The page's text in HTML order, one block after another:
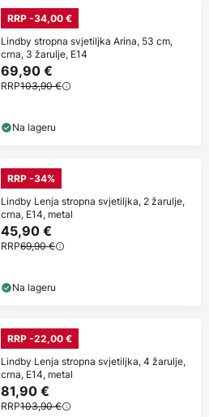
RRP -34,00 €
Lindby stropna svjetiljka Arina, 53 cm,
crna, 3 žarulje, E14
69,90 €
RRP103,90 €
Na lageru
RRP -34%
Lindby Lenja stropna svjetiljka, 2 žarulje,
crna, E14, metal
45,90 €
RRP69,90 €
Na lageru
RRP -22,00 €
Lindby Lenja stropna svjetiljka, 4 žarulje,
crna, E14, metal
81,90 €
RRP103,90 €